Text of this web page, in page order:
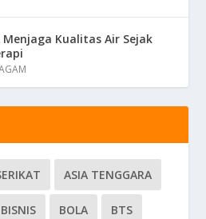
Menjaga Kualitas Air Sejak
ASIA TENGGARA
BISNIS BOLA BTS